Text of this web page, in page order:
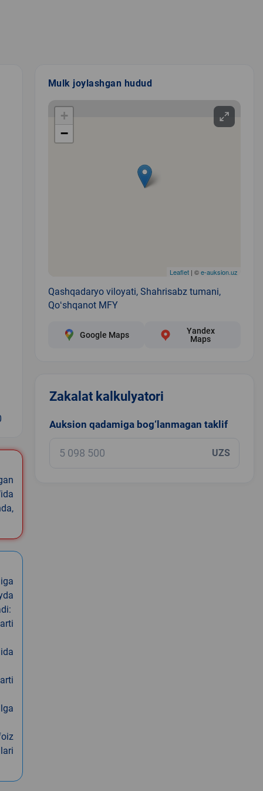
Mulk joylashgan hudud
+
−
Leaflet| ©e-auksion.uz
Qashqadaryo viloyati, Shahrisabz tumani,
Qoʻshqanot MFY
Google Maps
Yandex
Maps
Zakalat kalkulyatori
Auksion qadamiga bog‘lanmagan taklif
UZS